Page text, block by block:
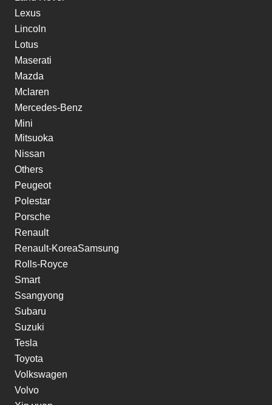
Lexus
Lincoln
Lotus
Maserati
Mazda
Mclaren
Mercedes-Benz
Mini
Mitsuoka
Nissan
Others
Peugeot
Polestar
Porsche
Renault
Renault-KoreaSamsung
Rolls-Royce
Smart
Ssangyong
Subaru
Suzuki
Tesla
Toyota
Volkswagen
Volvo